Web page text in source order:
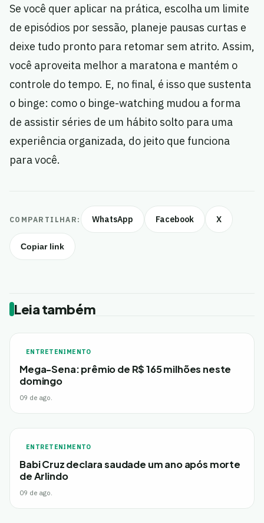
Se você quer aplicar na prática, escolha um limite
de episódios por sessão, planeje pausas curtas e
deixe tudo pronto para retomar sem atrito. Assim,
você aproveita melhor a maratona e mantém o
controle do tempo. E, no final, é isso que sustenta
o binge: como o binge-watching mudou a forma
de assistir séries de um hábito solto para uma
experiência organizada, do jeito que funciona
para você.
COMPARTILHAR: WhatsApp Facebook X
Copiar link
Leia também
ENTRETENIMENTO
Mega-Sena: prêmio de R$ 165 milhões neste
domingo
09 de ago.
ENTRETENIMENTO
Babi Cruz declara saudade um ano após morte
de Arlindo
09 de ago.